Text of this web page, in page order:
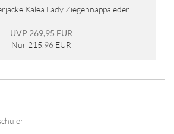
Kalea Lady Ziegennappaleder
UVP 269,95 EUR
Nur 215,96 EUR